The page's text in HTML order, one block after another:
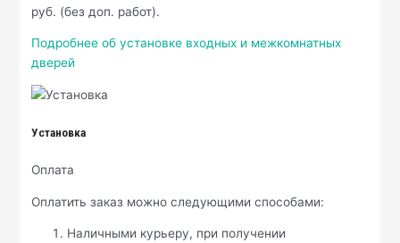
руб. (без доп. работ).
Подробнее об установке входных и межкомнатных
дверей
Установка
Оплата
Оплатить заказ можно следующими способами:
Наличными курьеру, при получении